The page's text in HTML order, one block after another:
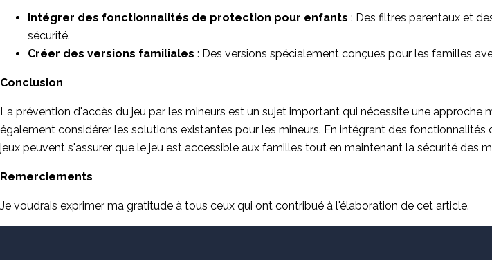
Intégrer des fonctionnalités de protection pour enfants : Des filtres parentaux et
sécurité.
Créer des versions familiales : Des versions spécialement conçues pour les familles
Conclusion
La prévention d'accès du jeu par les mineurs est un sujet important qui nécessite une
également considérer les solutions existantes pour les mineurs. En intégrant des
jeux peuvent s'assurer que le jeu est accessible aux familles tout en maintenant la sécurité des
Remerciements
Je voudrais exprimer ma gratitude à tous ceux qui ont contribué à l'élaboration de cet article.